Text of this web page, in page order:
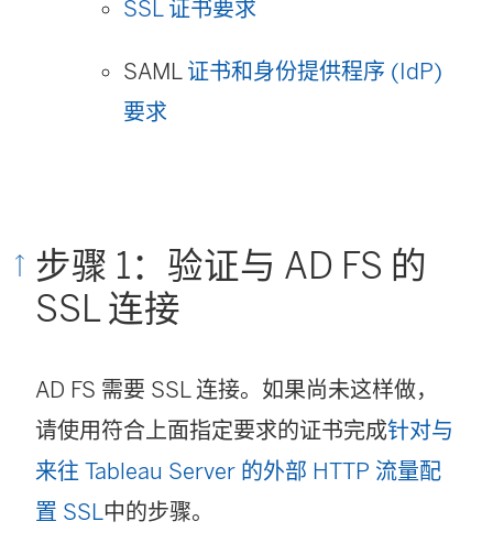
SSL 证书要求
SAML 证书和身份提供程序 (IdP)
要求
步骤 1：验证与 AD FS 的
SSL 连接
AD FS 需要 SSL 连接。如果尚未这样做，
请使用符合上面指定要求的证书完成针对与
来往 Tableau Server 的外部 HTTP 流量配
置 SSL中的步骤。